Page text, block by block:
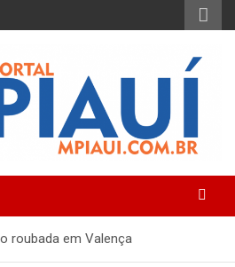
roubada em Valença